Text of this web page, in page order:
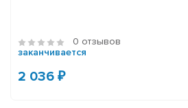
0 отзывов
заканчивается
2 036 ₽